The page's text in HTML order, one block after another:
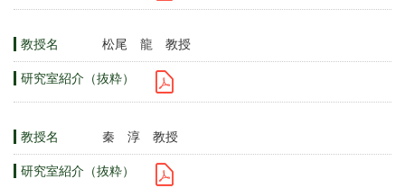
松尾 龍 教授
秦 淳 教授